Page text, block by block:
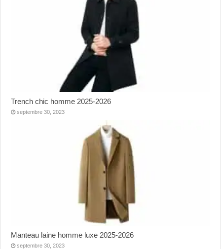
Trench chic homme 2025-2026
septembre 30, 2023
Manteau laine homme luxe 2025-2026
septembre 30, 2023